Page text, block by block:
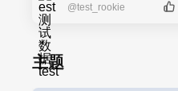
@test_rookie
主题